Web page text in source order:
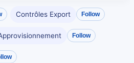
Contrôles Export Follow
Follow